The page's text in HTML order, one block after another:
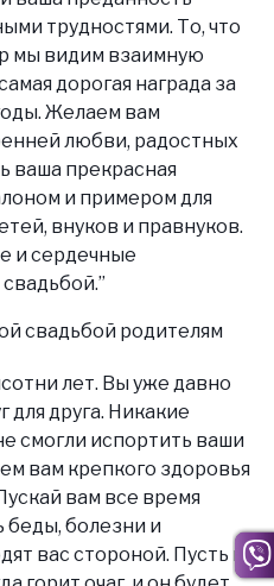
трудностями. То, что
мы видим взаимную
дорогая награда за
Желаем вам
любви, радостных
ваша прекрасная
и примером для
внуков и правнуков.
и сердечные
лет. Вы уже давно
друга. Никакие
смогли испортить ваши
вам крепкого здоровья
вам все время
беды, болезни и
вас стороной. Пусть в